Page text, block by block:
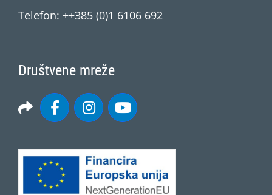
Telefon: ++385 (0)1 6106 692
Društvene mreže